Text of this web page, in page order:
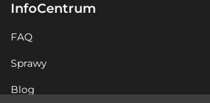
InfoCentrum
FAQ
Sprawy
Blog